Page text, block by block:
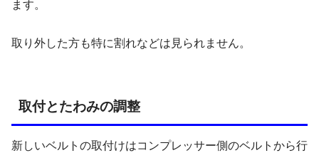
ます。
取り外した方も特に割れなどは見られません。
取付とたわみの調整
新しいベルトの取付けはコンプレッサー側のベルトから行